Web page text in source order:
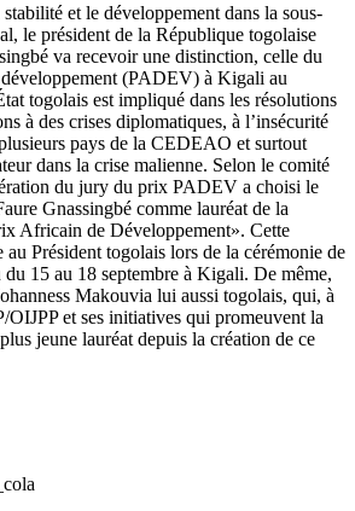
et le développement dans la sous-
le président de la République togolaise
va recevoir une distinction, celle du
(PADEV) à Kigali au
togolais est impliqué dans les résolutions
à des crises diplomatiques, à l’insécurité
pays de la CEDEAO et surtout
dans la crise malienne. Selon le comité
du jury du prix PADEV a choisi le
Gnassingbé comme lauréat de la
Africain de Développement». Cette
au Président togolais lors de la cérémonie de
15 au 18 septembre à Kigali. De même,
Makouvia lui aussi togolais, qui, à
et ses initiatives qui promeuvent la
jeune lauréat depuis la création de ce